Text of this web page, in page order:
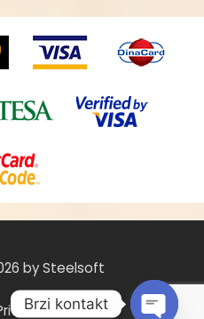
by Steelsoft
Brzi kontakt